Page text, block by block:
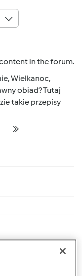
in the forum.
Wielkanoc,
obiad? Tutaj
takie przepisy
Następna strona